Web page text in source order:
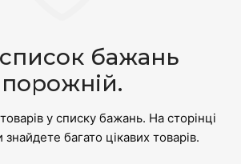
бажань
порожній.
у списку бажань. На сторінці
багато цікавих товарів.